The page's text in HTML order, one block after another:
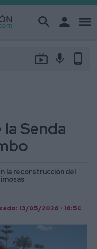
search person menu
live_tv mic phone_android
Senda
la reconstrucción del
13/05/2026 · 16:50